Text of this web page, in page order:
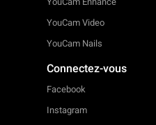
YouCam Video
YouCam Nails
Connectez-vous
Facebook
Instagram